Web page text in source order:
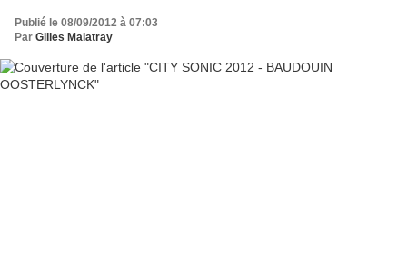
Publié le 08/09/2012 à 07:03
Par Gilles Malatray